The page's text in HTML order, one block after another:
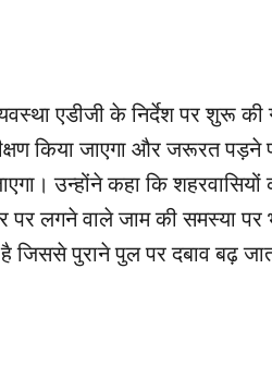
एडीजी के निर्देश पर शुरू
किया जाएगा और जरूरत पड़ने
उन्होंने कहा कि
पर लगने वाले जाम की समस्या पर
जिससे पुराने पुल पर दबाव बढ़